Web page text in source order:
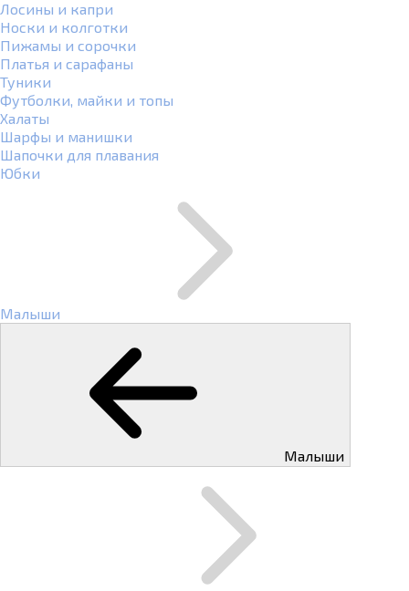
Лосины и капри
Носки и колготки
Пижамы и сорочки
Платья и сарафаны
Туники
Футболки, майки и топы
Халаты
Шарфы и манишки
Шапочки для плавания
Юбки
Малыши
Малыши